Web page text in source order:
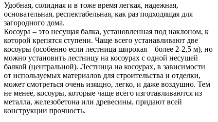
Удобная, солидная и в тоже время легкая, надежная,
основательная, респектабельная, как раз подходящая для
загородного дома.
Косоура – это несущая балка, установленная под наклоном, к
которой крепятся ступени. Чаще всего устанавливают две
косоуры (особенно если лестница широкая – более 2-2,5 м), но
можно установить лестницу на косоурах с одной несущей
балкой (центральной). Лестница на косоурах, в зависимости
от используемых материалов для строительства и отделки,
может смотреться очень изящно, легко, и даже воздушно. Тем
не менее, косоуры, которые чаще всего изготавливаются из
металла, железобетона или древесины, придают всей
конструкции прочность.